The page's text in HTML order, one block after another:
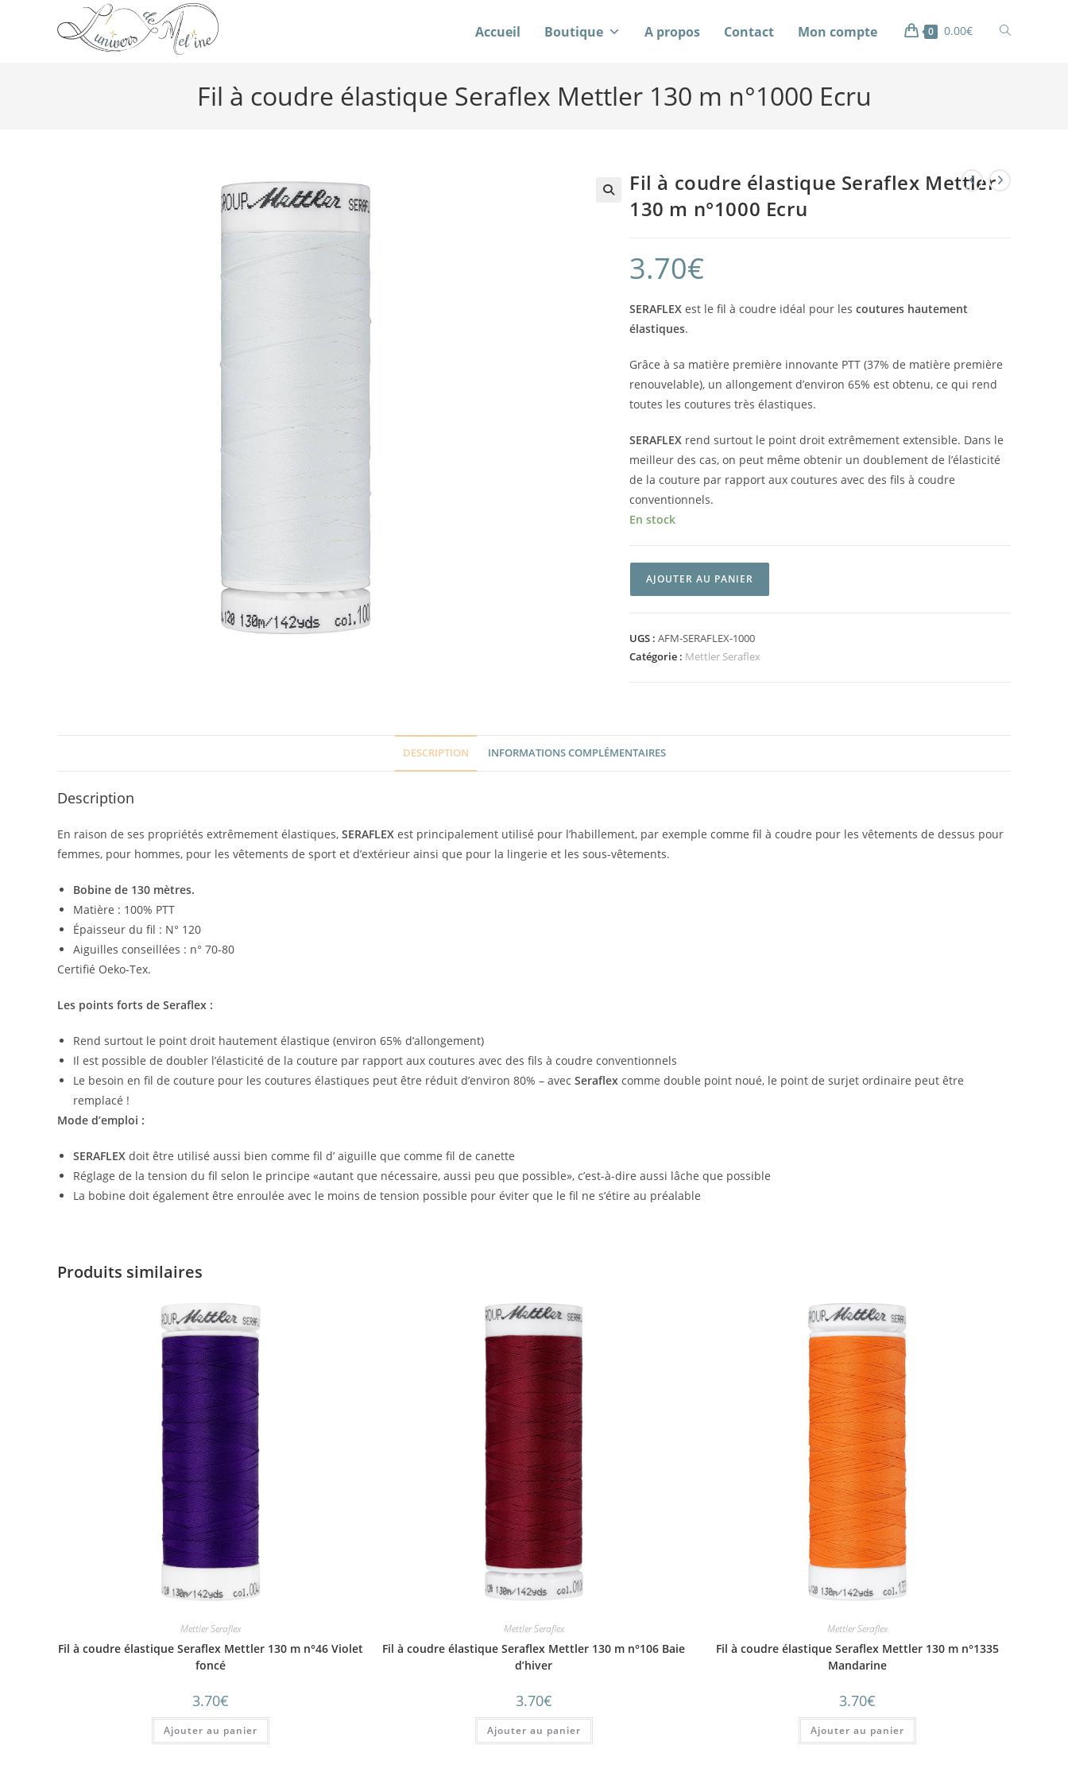
Accueil Boutique A propos Contact Mon compte 0 0.00€
Fil à coudre élastique Seraflex Mettler 130 m n°1000 Ecru
Fil à coudre élastique Seraflex Mettler
130 m n°1000 Ecru
3.70€
SERAFLEX est le fil à coudre idéal pour les coutures hautement
élastiques.
Grâce à sa matière première innovante PTT (37% de matière première
renouvelable), un allongement d’environ 65% est obtenu, ce qui rend
toutes les coutures très élastiques.
SERAFLEX rend surtout le point droit extrêmement extensible. Dans le
meilleur des cas, on peut même obtenir un doublement de l’élasticité
de la couture par rapport aux coutures avec des fils à coudre
conventionnels.
En stock
AJOUTER AU PANIER
UGS : AFM-SERAFLEX-1000
Catégorie : Mettler Seraflex
DESCRIPTION INFORMATIONS COMPLÉMENTAIRES
Description
En raison de ses propriétés extrêmement élastiques, SERAFLEX est principalement utilisé pour l’habillement, par exemple comme fil à coudre pour les vêtements de dessus pour
femmes, pour hommes, pour les vêtements de sport et d’extérieur ainsi que pour la lingerie et les sous-vêtements.
Bobine de 130 mètres.
Matière : 100% PTT
Épaisseur du fil : N° 120
Aiguilles conseillées : n° 70-80
Certifié Oeko-Tex.
Les points forts de Seraflex :
Rend surtout le point droit hautement élastique (environ 65% d’allongement)
Il est possible de doubler l’élasticité de la couture par rapport aux coutures avec des fils à coudre conventionnels
Le besoin en fil de couture pour les coutures élastiques peut être réduit d’environ 80% – avec Seraflex comme double point noué, le point de surjet ordinaire peut être
remplacé !
Mode d’emploi :
SERAFLEX doit être utilisé aussi bien comme fil d’ aiguille que comme fil de canette
Réglage de la tension du fil selon le principe «autant que nécessaire, aussi peu que possible», c’est-à-dire aussi lâche que possible
La bobine doit également être enroulée avec le moins de tension possible pour éviter que le fil ne s’étire au préalable
Produits similaires
Mettler Seraflex
Fil à coudre élastique Seraflex Mettler 130 m n°46 Violet
foncé
3.70€
Ajouter au panier
Mettler Seraflex
Fil à coudre élastique Seraflex Mettler 130 m n°106 Baie
d’hiver
3.70€
Ajouter au panier
Mettler Seraflex
Fil à coudre élastique Seraflex Mettler 130 m n°1335
Mandarine
3.70€
Ajouter au panier